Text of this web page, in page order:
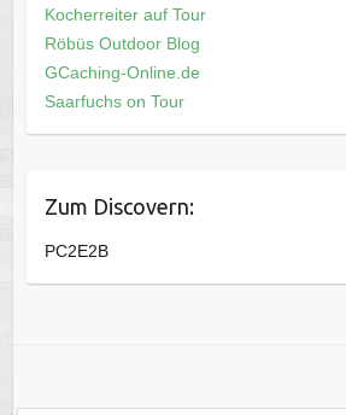
Kocherreiter auf Tour
Röbüs Outdoor Blog
GCaching-Online.de
Saarfuchs on Tour
Zum Discovern:
PC2E2B